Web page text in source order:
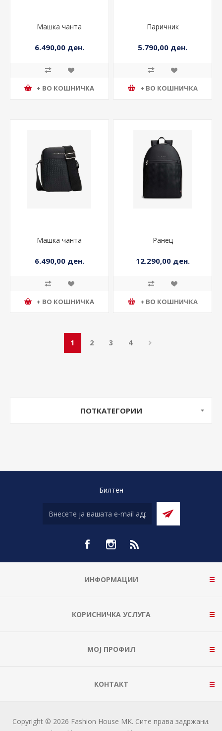
Машка чанта
6.490,00 ден.
+ ВО КОШНИЧКА
Паричник
5.790,00 ден.
+ ВО КОШНИЧКА
Машка чанта
6.490,00 ден.
+ ВО КОШНИЧКА
Ранец
12.290,00 ден.
+ ВО КОШНИЧКА
1 2 3 4
ПОТКАТЕГОРИИ
Билтен
ИНФОРМАЦИИ
КОРИСНИЧКА УСЛУГА
МОЈ ПРОФИЛ
КОНТАКТ
Copyright © 2026 Fashion House MK. Сите права задржани.